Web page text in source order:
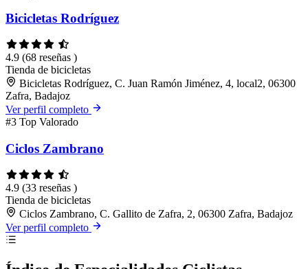
Bicicletas Rodríguez
4.9 (68 reseñas )
Tienda de bicicletas
Bicicletas Rodríguez, C. Juan Ramón Jiménez, 4, local2, 06300
Zafra, Badajoz
Ver perfil completo
#3 Top Valorado
Ciclos Zambrano
4.9 (33 reseñas )
Tienda de bicicletas
Ciclos Zambrano, C. Gallito de Zafra, 2, 06300 Zafra, Badajoz
Ver perfil completo